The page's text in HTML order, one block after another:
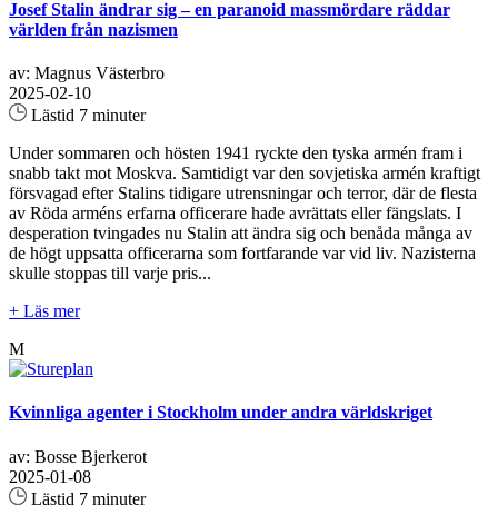
Josef Stalin ändrar sig – en paranoid massmördare räddar
världen från nazismen
av: Magnus Västerbro
2025-02-10
Lästid 7 minuter
Under sommaren och hösten 1941 ryckte den tyska armén fram i
snabb takt mot Moskva. Samtidigt var den sovjetiska armén kraftigt
försvagad efter Stalins tidigare utrensningar och terror, där de flesta
av Röda arméns erfarna officerare hade avrättats eller fängslats. I
desperation tvingades nu Stalin att ändra sig och benåda många av
de högt uppsatta officerarna som fortfarande var vid liv. Nazisterna
skulle stoppas till varje pris...
+ Läs mer
M
Kvinnliga agenter i Stockholm under andra världskriget
av: Bosse Bjerkerot
2025-01-08
Lästid 7 minuter